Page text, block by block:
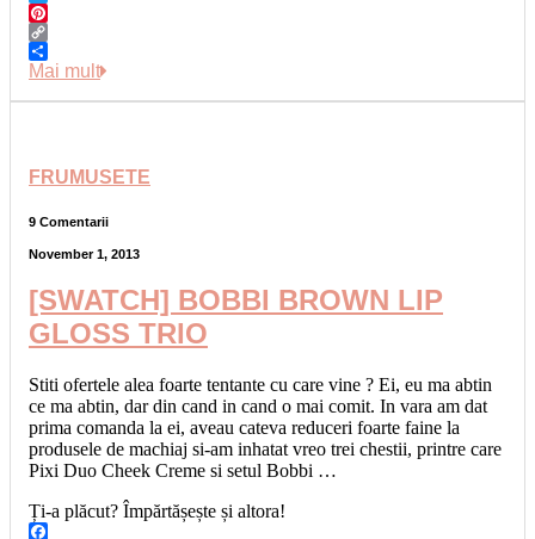
Twitter
Pinterest
Copy
Link
Share
Mai mult
FRUMUSETE
9 Comentarii
November 1, 2013
[SWATCH] BOBBI BROWN LIP
GLOSS TRIO
Stiti ofertele alea foarte tentante cu care vine ? Ei, eu ma abtin
ce ma abtin, dar din cand in cand o mai comit. In vara am dat
prima comanda la ei, aveau cateva reduceri foarte faine la
produsele de machiaj si-am inhatat vreo trei chestii, printre care
Pixi Duo Cheek Creme si setul Bobbi …
Ți-a plăcut? Împărtășește și altora!